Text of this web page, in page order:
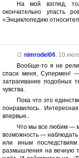
На мой взгляд,
окончательно упасть
«Энциклопедию
nimrodel06, 10
Вообще-то я не
спаси меня, Супермен!
затрагивание подобных
чувства.
Пока что это
понравилось..
впервые..
Что мы все любим —
возможность —
или иным
размышления на вечную